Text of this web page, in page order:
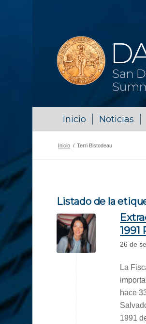
Inicio Noticias
Inicio / Terri Bistodeau
Listado de la
1991
26 de
La
hace
1991